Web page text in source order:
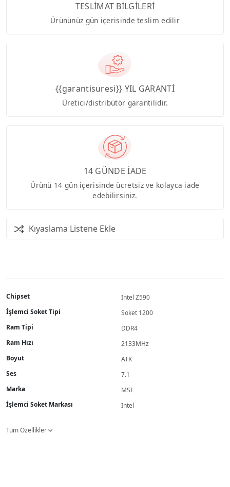
TESLİMAT BİLGİLERİ
Ürününüz gün içerisinde teslim edilir
{{garantisuresi}} YIL GARANTİ
Üretici/distribütör garantilidir.
14 GÜNDE İADE
Ürünü 14 gün içerisinde ücretsiz ve kolayca iade
edebilirsiniz.
Kıyaslama Listene Ekle
Chipset
Intel Z590
İşlemci Soket Tipi
Soket 1200
Ram Tipi
DDR4
Ram Hızı
2133MHz
Boyut
ATX
Ses
7.1
Marka
MSI
İşlemci Soket Markası
Intel
Tüm Özellikler